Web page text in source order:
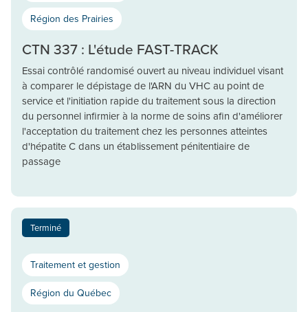
Région des Prairies
CTN 337 : L'étude FAST-TRACK
Essai contrôlé randomisé ouvert au niveau individuel visant
à comparer le dépistage de l'ARN du VHC au point de
service et l'initiation rapide du traitement sous la direction
du personnel infirmier à la norme de soins afin d'améliorer
l'acceptation du traitement chez les personnes atteintes
d'hépatite C dans un établissement pénitentiaire de
passage
Terminé
Traitement et gestion
Région du Québec